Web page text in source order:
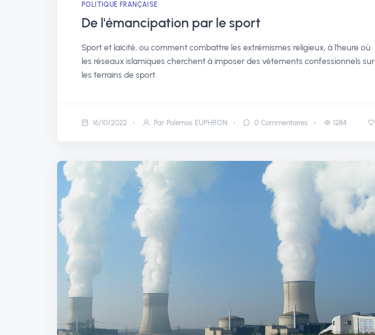
POLITIQUE FRANÇAISE
De l'émancipation par le sport
Sport et laïcité, ou comment combattre les extrémismes religieux, à l'heure où
les réseaux islamiques cherchent à imposer des vêtements confessionnels sur
les terrains de sport.
16/10/2022 Par Polemos EUPHRON 0 Commentaires 1284